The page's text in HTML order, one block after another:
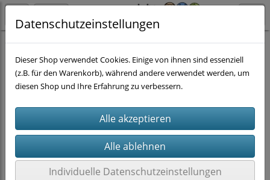
FÜR DICH
Datenschutzeinstellungen
Dieser Shop verwendet Cookies. Einige von ihnen sind essenziell
(z.B. für den Warenkorb), während andere verwendet werden, um
diesen Shop und Ihre Erfahrung zu verbessern.
Individuelle Datenschutzeinstellungen